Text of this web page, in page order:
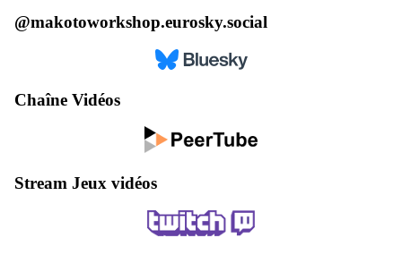
@makotoworkshop.eurosky.social
Chaîne Vidéos
Stream Jeux vidéos